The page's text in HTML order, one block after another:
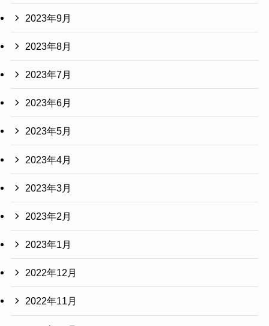
2023年9月
2023年8月
2023年7月
2023年6月
2023年5月
2023年4月
2023年3月
2023年2月
2023年1月
2022年12月
2022年11月